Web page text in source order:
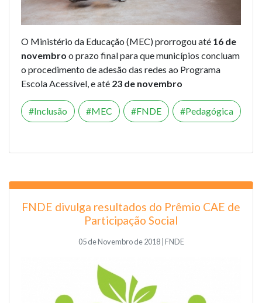
O Ministério da Educação (MEC) prorrogou até 16 de
novembro o prazo final para que municípios concluam
o procedimento de adesão das redes ao Programa
Escola Acessível, e até 23 de novembro
Inclusão MEC FNDE Pedagógica
FNDE divulga resultados do Prêmio CAE de
Participação Social
05 de Novembro de 2018 | FNDE